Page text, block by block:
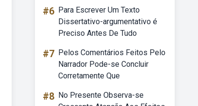
#6 Para Escrever Um Texto
Dissertativo-argumentativo é
Preciso Antes De Tudo
#7 Pelos Comentários Feitos Pelo
Narrador Pode-se Concluir
Corretamente Que
#8 No Presente Observa-se